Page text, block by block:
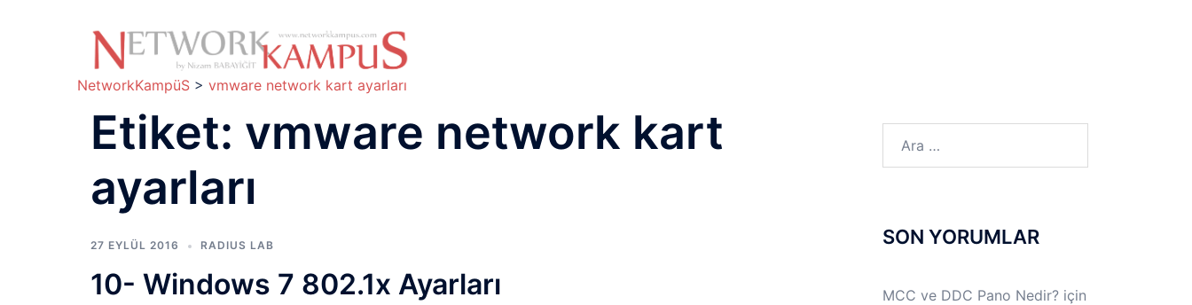
NetworkKampüS > vmware network kart ayarları
Etiket: vmware network kart
ayarları
27 EYLÜL 2016 RADIUS LAB
10- Windows 7 802.1x Ayarları
SON YORUMLAR
MCC ve DDC Pano Nedir?için